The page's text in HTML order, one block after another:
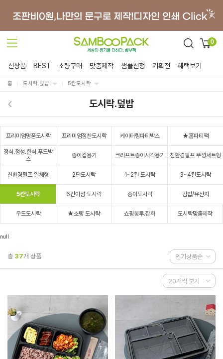
0
신상품 BEST 소량구매 맞춤제작 샘플신청 기획전 혜택보기
홈 도시락.덮밥 5칸도시락
도시락.덮밥
프리미엄명품도시락 프리미엄정찬도시락 케이터링파티박스 ★홈파티팩
정식.정성.한식.푸드박
스
종이컵용기 크라프트종이사각용기 친환경펄프 뚜껑세트형
친환경펄프 일체형 2단도시락 1~2칸 도시락 3~4칸도시락
5칸도시락 6칸이상 도시락 종이도시락 김밥/유산지
우드도시락 ★소량 도시락 쇼핑봉투.잡화 도시락맞춤제작
null
총 37개 상품